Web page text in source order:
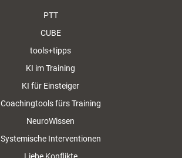
PTT
CUBE
tools+tipps
KI im Training
KI für Einsteiger
Coachingtools fürs Training
NeuroWissen
Systemische Interventionen